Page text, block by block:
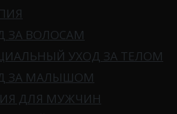
ЗА ВОЛОСАМ
УХОД ЗА ТЕЛОМ
ЗА МАЛЫШОМ
ДЛЯ МУЖЧИН